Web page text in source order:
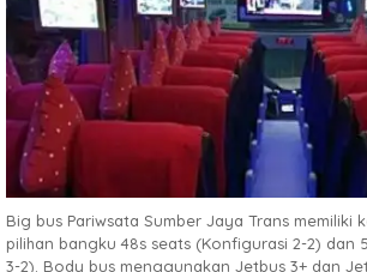
Big bus Pariwsata Sumber Jaya Trans memiliki
pilihan bangku 48s seats (Konfigurasi 2-2) dan
3-2). Body bus menggunakan Jetbus 3+ dan